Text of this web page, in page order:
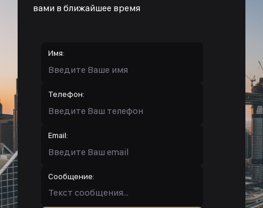
вами в ближайшее время
Имя:
Телефон:
Email:
Сообщение: